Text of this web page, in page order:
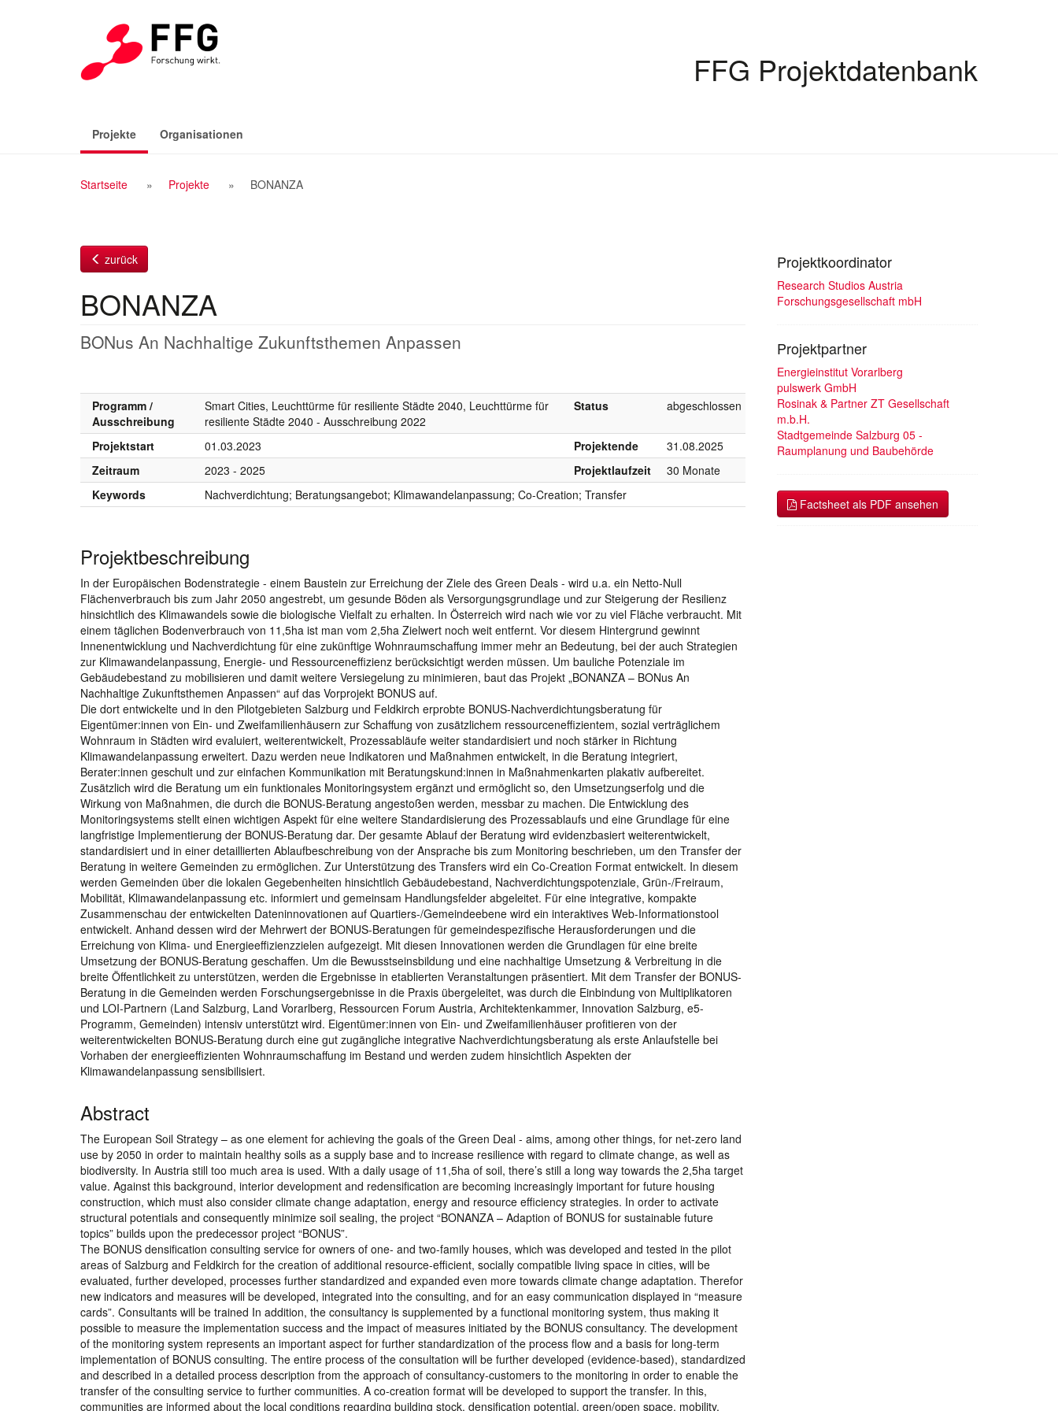
FFG Projektdatenbank
Projekte(aktiv)Organisationen
Breadcrumb
Startseite Projekte BONANZA
zurück
BONANZA
BONus An Nachhaltige Zukunftsthemen Anpassen
Programm /
Ausschreibung
Smart Cities, Leuchttürme für resiliente Städte 2040, Leuchttürme für
resiliente Städte 2040 - Ausschreibung 2022
Status abgeschlossen
Projektstart 01.03.2023 Projektende
31.08.2025
Zeitraum
2023 - 2025 Projektlaufzeit
30 Monate
Keywords
Nachverdichtung; Beratungsangebot; Klimawandelanpassung; Co-Creation; Transfer
Projektbeschreibung
In der Europäischen Bodenstrategie - einem Baustein zur Erreichung der Ziele des Green Deals - wird u.a. ein Netto-Null
Flächenverbrauch bis zum Jahr 2050 angestrebt, um gesunde Böden als Versorgungsgrundlage und zur Steigerung der Resilienz
hinsichtlich des Klimawandels sowie die biologische Vielfalt zu erhalten. In Österreich wird nach wie vor zu viel Fläche verbraucht. Mit
einem täglichen Bodenverbrauch von 11,5ha ist man vom 2,5ha Zielwert noch weit entfernt. Vor diesem Hintergrund gewinnt
Innenentwicklung und Nachverdichtung für eine zukünftige Wohnraumschaffung immer mehr an Bedeutung, bei der auch Strategien
zur Klimawandelanpassung, Energie- und Ressourceneffizienz berücksichtigt werden müssen. Um bauliche Potenziale im
Gebäudebestand zu mobilisieren und damit weitere Versiegelung zu minimieren, baut das Projekt „BONANZA – BONus An
Nachhaltige Zukunftsthemen Anpassen“ auf das Vorprojekt BONUS auf.
Die dort entwickelte und in den Pilotgebieten Salzburg und Feldkirch erprobte BONUS-Nachverdichtungsberatung für
Eigentümer:innen von Ein- und Zweifamilienhäusern zur Schaffung von zusätzlichem ressourceneffizientem, sozial verträglichem
Wohnraum in Städten wird evaluiert, weiterentwickelt, Prozessabläufe weiter standardisiert und noch stärker in Richtung
Klimawandelanpassung erweitert. Dazu werden neue Indikatoren und Maßnahmen entwickelt, in die Beratung integriert,
Berater:innen geschult und zur einfachen Kommunikation mit Beratungskund:innen in Maßnahmenkarten plakativ aufbereitet.
Zusätzlich wird die Beratung um ein funktionales Monitoringsystem ergänzt und ermöglicht so, den Umsetzungserfolg und die
Wirkung von Maßnahmen, die durch die BONUS-Beratung angestoßen werden, messbar zu machen. Die Entwicklung des
Monitoringsystems stellt einen wichtigen Aspekt für eine weitere Standardisierung des Prozessablaufs und eine Grundlage für eine
langfristige Implementierung der BONUS-Beratung dar. Der gesamte Ablauf der Beratung wird evidenzbasiert weiterentwickelt,
standardisiert und in einer detaillierten Ablaufbeschreibung von der Ansprache bis zum Monitoring beschrieben, um den Transfer der
Beratung in weitere Gemeinden zu ermöglichen. Zur Unterstützung des Transfers wird ein Co-Creation Format entwickelt. In diesem
werden Gemeinden über die lokalen Gegebenheiten hinsichtlich Gebäudebestand, Nachverdichtungspotenziale, Grün-/Freiraum,
Mobilität, Klimawandelanpassung etc. informiert und gemeinsam Handlungsfelder abgeleitet. Für eine integrative, kompakte
Zusammenschau der entwickelten Dateninnovationen auf Quartiers-/Gemeindeebene wird ein interaktives Web-Informationstool
entwickelt. Anhand dessen wird der Mehrwert der BONUS-Beratungen für gemeindespezifische Herausforderungen und die
Erreichung von Klima- und Energieeffizienzzielen aufgezeigt. Mit diesen Innovationen werden die Grundlagen für eine breite
Umsetzung der BONUS-Beratung geschaffen. Um die Bewusstseinsbildung und eine nachhaltige Umsetzung & Verbreitung in die
breite Öffentlichkeit zu unterstützen, werden die Ergebnisse in etablierten Veranstaltungen präsentiert. Mit dem Transfer der BONUS-
Beratung in die Gemeinden werden Forschungsergebnisse in die Praxis übergeleitet, was durch die Einbindung von Multiplikatoren
und LOI-Partnern (Land Salzburg, Land Vorarlberg, Ressourcen Forum Austria, Architektenkammer, Innovation Salzburg, e5-
Programm, Gemeinden) intensiv unterstützt wird. Eigentümer:innen von Ein- und Zweifamilienhäuser profitieren von der
weiterentwickelten BONUS-Beratung durch eine gut zugängliche integrative Nachverdichtungsberatung als erste Anlaufstelle bei
Vorhaben der energieeffizienten Wohnraumschaffung im Bestand und werden zudem hinsichtlich Aspekten der
Klimawandelanpassung sensibilisiert.
Abstract
The European Soil Strategy – as one element for achieving the goals of the Green Deal - aims, among other things, for net-zero land
use by 2050 in order to maintain healthy soils as a supply base and to increase resilience with regard to climate change, as well as
biodiversity. In Austria still too much area is used. With a daily usage of 11,5ha of soil, there’s still a long way towards the 2,5ha target
value. Against this background, interior development and redensification are becoming increasingly important for future housing
construction, which must also consider climate change adaptation, energy and resource efficiency strategies. In order to activate
structural potentials and consequently minimize soil sealing, the project “BONANZA – Adaption of BONUS for sustainable future
topics” builds upon the predecessor project “BONUS”.
The BONUS densification consulting service for owners of one- and two-family houses, which was developed and tested in the pilot
areas of Salzburg and Feldkirch for the creation of additional resource-efficient, socially compatible living space in cities, will be
evaluated, further developed, processes further standardized and expanded even more towards climate change adaptation. Therefor
new indicators and measures will be developed, integrated into the consulting, and for an easy communication displayed in “measure
cards”. Consultants will be trained In addition, the consultancy is supplemented by a functional monitoring system, thus making it
possible to measure the implementation success and the impact of measures initiated by the BONUS consultancy. The development
of the monitoring system represents an important aspect for further standardization of the process flow and a basis for long-term
implementation of BONUS consulting. The entire process of the consultation will be further developed (evidence-based), standardized
and described in a detailed process description from the approach of consultancy-customers to the monitoring in order to enable the
transfer of the consulting service to further communities. A co-creation format will be developed to support the transfer. In this,
communities are informed about the local conditions regarding building stock, densification potential, green/open space, mobility,
Projektkoordinator
Research Studios Austria
Forschungsgesellschaft mbH
Projektpartner
Energieinstitut Vorarlberg
pulswerk GmbH
Rosinak & Partner ZT Gesellschaft
m.b.H.
Stadtgemeinde Salzburg 05 -
Raumplanung und Baubehörde
Factsheet als PDF ansehen